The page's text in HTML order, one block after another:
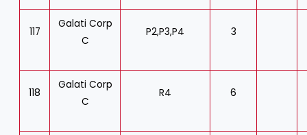
117
Galati Corp
C
P2,P3,P4 3
118
Galati Corp
C
R4 6